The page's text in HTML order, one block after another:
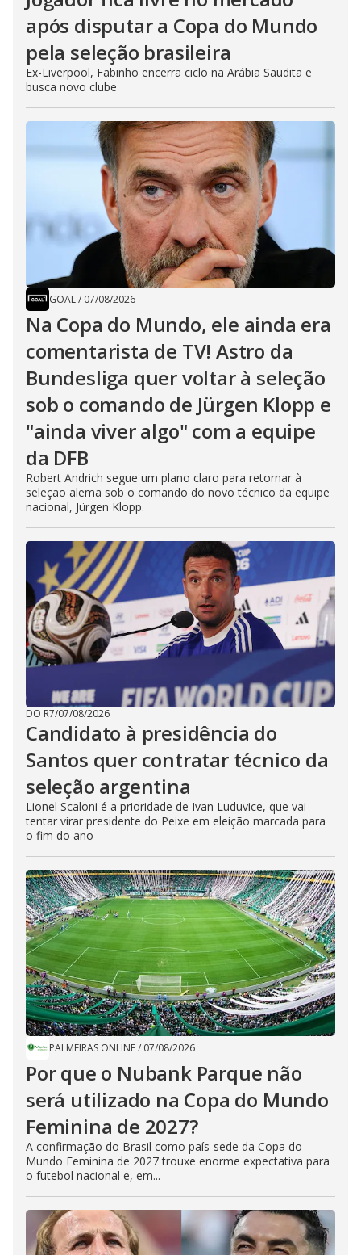
após disputar a Copa do Mundo
pela seleção brasileira
Ex-Liverpool, Fabinho encerra ciclo na Arábia Saudita e
busca novo clube
GOAL/ 07/08/2026
Na Copa do Mundo, ele ainda era
comentarista de TV! Astro da
Bundesliga quer voltar à seleção
sob o comando de Jürgen Klopp e
"ainda viver algo" com a equipe
da DFB
Robert Andrich segue um plano claro para retornar à
seleção alemã sob o comando do novo técnico da equipe
nacional, Jürgen Klopp.
DO R7/07/08/2026
Candidato à presidência do
Santos quer contratar técnico da
seleção argentina
Lionel Scaloni é a prioridade de Ivan Luduvice, que vai
tentar virar presidente do Peixe em eleição marcada para
o fim do ano
PALMEIRAS ONLINE/ 07/08/2026
Por que o Nubank Parque não
será utilizado na Copa do Mundo
Feminina de 2027?
A confirmação do Brasil como país-sede da Copa do
Mundo Feminina de 2027 trouxe enorme expectativa para
o futebol nacional e, em...